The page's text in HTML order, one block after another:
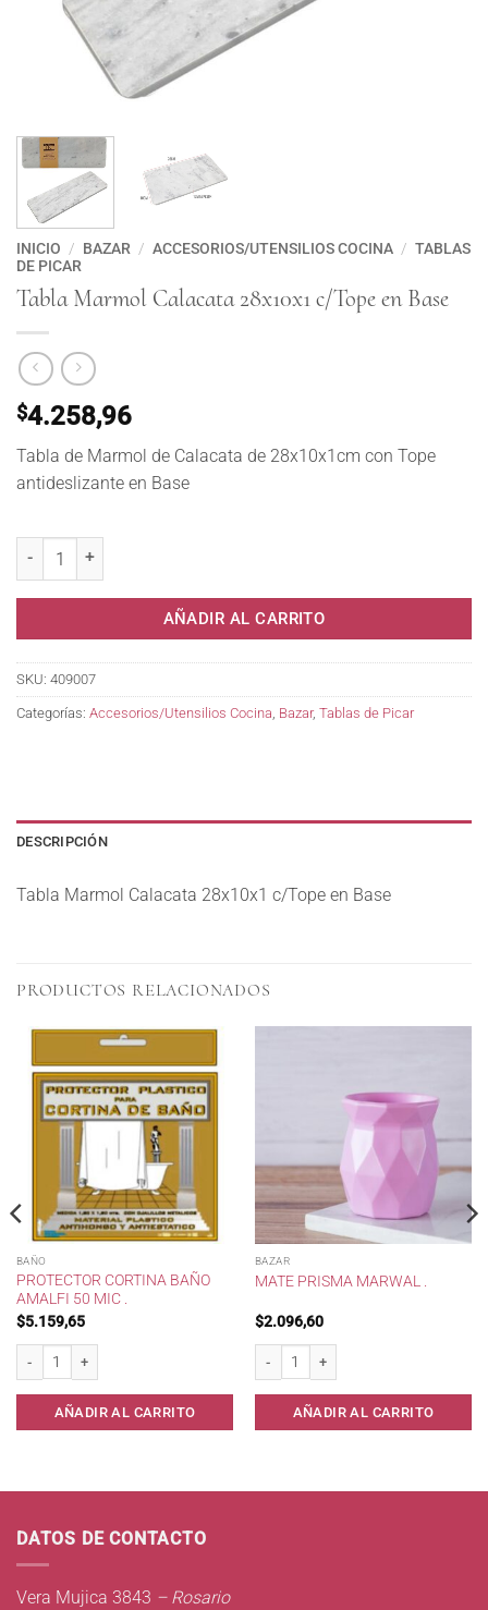
INICIO / BAZAR / ACCESORIOS/UTENSILIOS COCINA / TABLAS
DE PICAR
Tabla Marmol Calacata 28x10x1 c/Tope en Base
$4.258,96
Tabla de Marmol de Calacata de 28x10x1cm con Tope
antideslizante en Base
AÑADIR AL CARRITO
SKU: 409007
Categorías: Accesorios/Utensilios Cocina Bazar, Tablas de Picar
DESCRIPCIÓN
Tabla Marmol Calacata 28x10x1 c/Tope en Base
PRODUCTOS RELACIONADOS
BAÑO
PROTECTOR CORTINA BAÑO
AMALFI 50 MIC .
$5.159,65
AÑADIR AL CARRITO
BAZAR
MATE PRISMA MARWAL .
$2.096,60
AÑADIR AL CARRITO
DATOS DE CONTACTO
Vera Mujica 3843 – Rosario